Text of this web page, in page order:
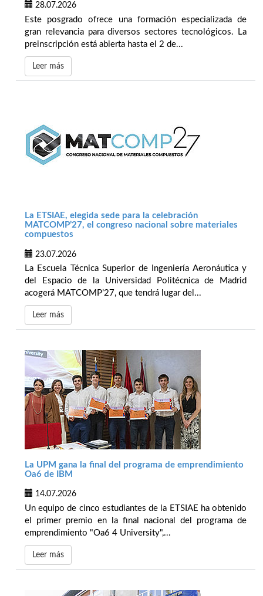
28.07.2026
Este posgrado ofrece una formación especializada de
gran relevancia para diversos sectores tecnológicos. La
preinscripción está abierta hasta el 2 de...
Leer más
La ETSIAE, elegida sede para la celebración
MATCOMP’27, el congreso nacional sobre materiales
compuestos
23.07.2026
La Escuela Técnica Superior de Ingeniería Aeronáutica y
del Espacio de la Universidad Politécnica de Madrid
acogerá MATCOMP’27, que tendrá lugar del...
Leer más
La UPM gana la final del programa de emprendimiento
Oa6 de IBM
14.07.2026
Un equipo de cinco estudiantes de la ETSIAE ha obtenido
el primer premio en la final nacional del programa de
emprendimiento "Oa6 4 University",...
Leer más